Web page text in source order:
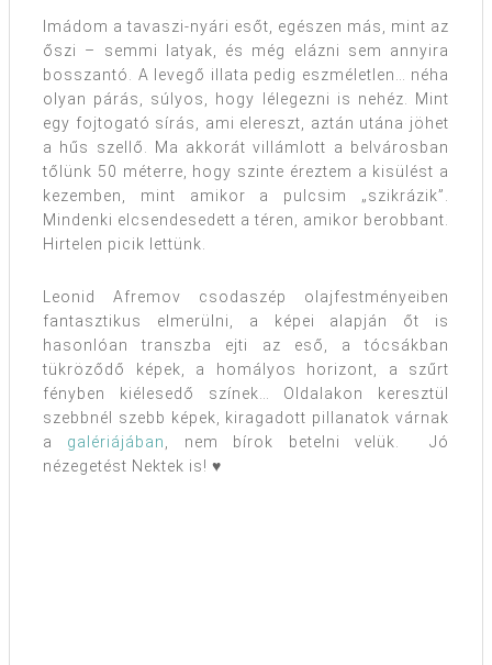
Imádom a tavaszi-nyári esőt, egészen más, mint az
őszi – semmi latyak, és még elázni sem annyira
bosszantó. A levegő illata pedig eszméletlen… néha
olyan párás, súlyos, hogy lélegezni is nehéz. Mint
egy fojtogató sírás, ami elereszt, aztán utána jöhet
a hűs szellő. Ma akkorát villámlott a belvárosban
tőlünk 50 méterre, hogy szinte éreztem a kisülést a
kezemben, mint amikor a pulcsim „szikrázik”.
Mindenki elcsendesedett a téren, amikor berobbant.
Hirtelen picik lettünk.
Leonid Afremov csodaszép olajfestményeiben
fantasztikus elmerülni, a képei alapján őt is
hasonlóan transzba ejti az eső, a tócsákban
tükröződő képek, a homályos horizont, a szűrt
fényben kiélesedő színek… Oldalakon keresztül
szebbnél szebb képek, kiragadott pillanatok várnak
a galériájában, nem bírok betelni velük. Jó
nézegetést Nektek is! ♥